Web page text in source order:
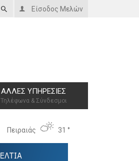
Είσοδος Μελών
ΆΛΛΕΣ ΥΠΗΡΕΣΊΕΣ
Τηλέφωνα & Σύνδεσμοι
Πειραιάς 31 °